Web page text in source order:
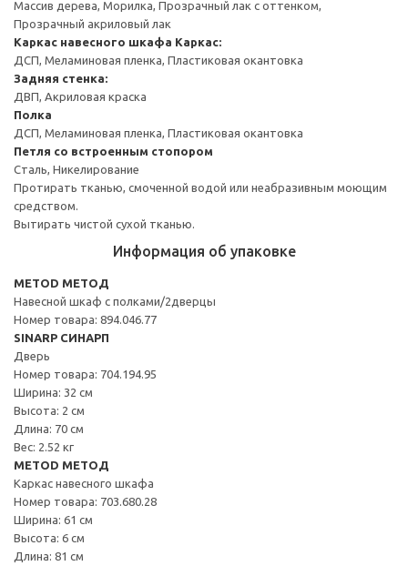
Массив дерева, Морилка, Прозрачный лак с оттенком,
Прозрачный акриловый лак
Каркас навесного шкафа Каркас:
ДСП, Меламиновая пленка, Пластиковая окантовка
Задняя стенка:
ДВП, Акриловая краска
Полка
ДСП, Меламиновая пленка, Пластиковая окантовка
Петля со встроенным стопором
Сталь, Никелирование
Протирать тканью, смоченной водой или неабразивным моющим
средством.
Вытирать чистой сухой тканью.
Информация об упаковке
METOD МЕТОД
Навесной шкаф с полками/2дверцы
Номер товара: 894.046.77
SINARP СИНАРП
Дверь
Номер товара: 704.194.95
Ширина: 32 см
Высота: 2 см
Длина: 70 см
Вес: 2.52 кг
METOD МЕТОД
Каркас навесного шкафа
Номер товара: 703.680.28
Ширина: 61 см
Высота: 6 см
Длина: 81 см